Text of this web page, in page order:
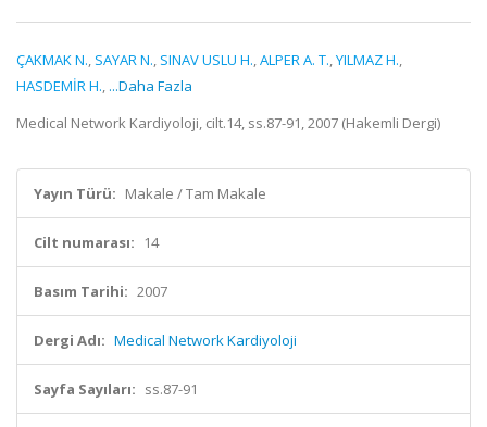
ÇAKMAK N., SAYAR N., SINAV USLU H.,ALPER A. T.,YILMAZ H.,
HASDEMİR H., ...Daha Fazla
Medical Network Kardiyoloji, cilt.14, ss.87-91, 2007 (Hakemli Dergi)
Yayın Türü: Makale / Tam Makale
Cilt numarası: 14
Basım Tarihi: 2007
Dergi Adı: Medical Network Kardiyoloji
Sayfa Sayıları: ss.87-91